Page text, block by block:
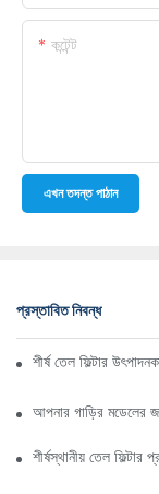
কন্টেন্ট
এখন তদন্ত পাঠান
প্রস্তাবিত নিবন্ধ
শীর্ষ তেল ফিল্টার
আপনার গাড়ির মডেলের
শীর্ষস্থানীয় তেল